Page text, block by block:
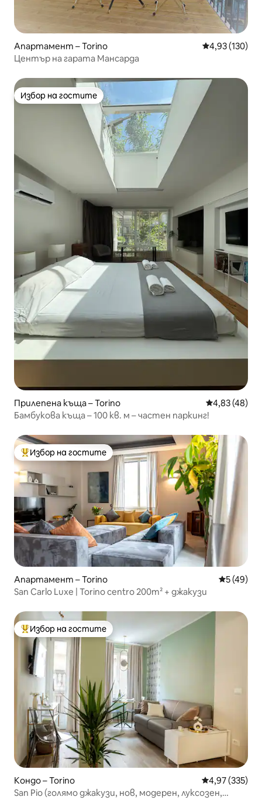
Апартамент – Torino Средна
4,93 (130)
Център на гарата Мансарда
Избор на гостите
Избор на гостите
Прилепена къща – Torino Средна
4,83 (48)
Бамбукова къща – 100 кв. м – частен паркинг!
Най-популярен избор на гостите
Избор на гостите
Апартамент – Torino Средна
5 (49)
San Carlo Luxe | Torino centro 200m² + джакузи
Най-популярен избор на гостите
Избор на гостите
Кондо – Torino Средна
4,97 (335)
San Pio (голямо джакузи, нов, модерен, луксозен,